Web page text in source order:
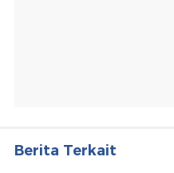
Berita Terkait